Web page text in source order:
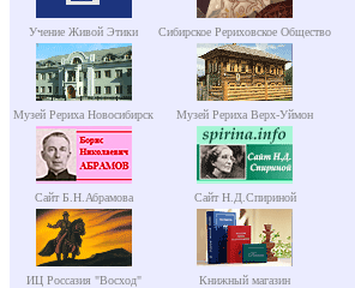
Учение Живой Этики Сибирское Рериховское Общество
Музей Рериха Новосибирск Музей Рериха Верх-Уймон
Сайт Б.Н.Абрамова Сайт Н.Д.Спириной
ИЦ Россазия "Восход" Книжный магазин